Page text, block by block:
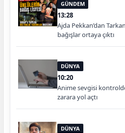
GÜNDEM
13:28
Ajda Pekkan’dan
bağışlar ortaya çıktı
DÜNYA
10:20
Anime sevgisi
zarara yol açtı
DÜNYA